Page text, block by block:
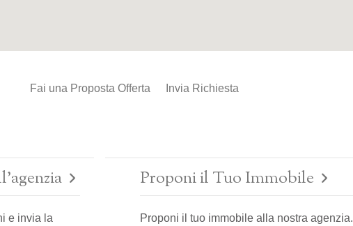
Fai una Proposta Offerta Invia Richiesta
e invia la
Proponi il Tuo Immobile
Proponi il tuo immobile alla nostra agenzia.